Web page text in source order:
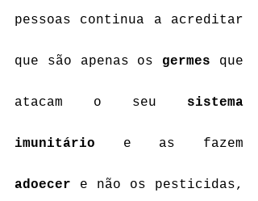
pessoas continua a acreditar
que são apenas os germes que
atacam o seu sistema
imunitário
adoecer e não os pesticidas,